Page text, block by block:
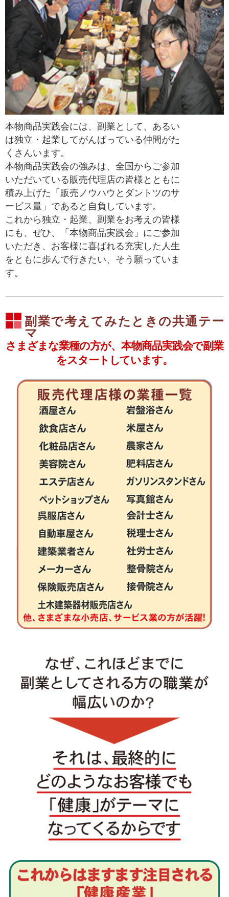
本物商品実践会には、副業として、あるい
は独立・起業してがんばっている仲間がた
くさんいます。
本物商品実践会の強みは、全国からご参加
いただいている販売代理店の皆様とともに
積み上げた「販売ノウハウとダントツのサ
ービス量」であると自負しています。
これから独立・起業、副業をお考えの皆様
にも、ぜひ、「本物商品実践会」にご参加
いただき、お客様に喜ばれる充実した人生
をともに歩んで行きたい、そう願っていま
す。
副業で考えてみたときの共通テー
マ
さまざまな業種の方が、本物商品実践会で副業
をスタートしています。